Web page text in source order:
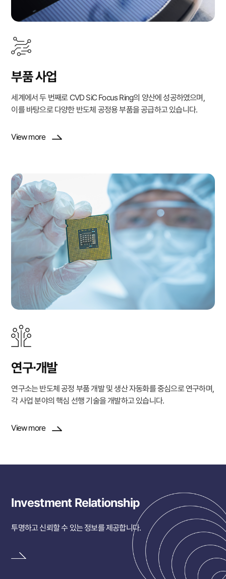
부품 사업
세계에서 두 번째로 CVD SiC Focus Ring의 양산에 성공하였으며,
이를 바탕으로 다양한 반도체 공정용 부품을 공급하고 있습니다.
View more
연구∙개발
연구소는 반도체 공정 부품 개발 및 생산 자동화를 중심으로 연구하며,
각 사업 분야의 핵심 선행 기술을 개발하고 있습니다.
View more
Investment Relationship
투명하고 신뢰할 수 있는 정보를 제공합니다.